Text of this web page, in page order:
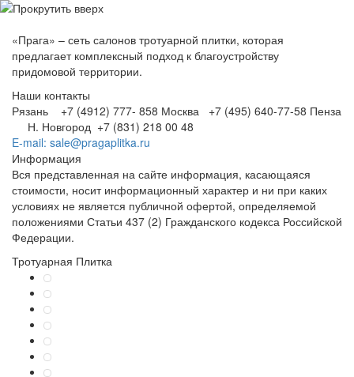
«Прага» – сеть салонов тротуарной плитки, которая
предлагает комплексный подход к благоустройству
придомовой территории.
Наши контакты
Рязань +7 (4912) 777- 858 Москва +7 (495) 640-77-58 Пенза
Н. Новгород +7 (831) 218 00 48
E-mail: sale@pragaplitka.ru
Информация
Вся представленная на сайте информация, касающаяся
стоимости, носит информационный характер и ни при каких
условиях не является публичной офертой, определяемой
положениями Статьи 437 (2) Гражданского кодекса Российской
Федерации.
Тротуарная Плитка